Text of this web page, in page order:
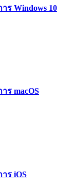
ร Windows 10
ร macOS
ร iOS